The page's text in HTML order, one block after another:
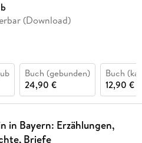
(Download)
Buch (gebunden)
24,90 €
Buch
12,90 €
in Bayern: Erzählungen,
Briefe